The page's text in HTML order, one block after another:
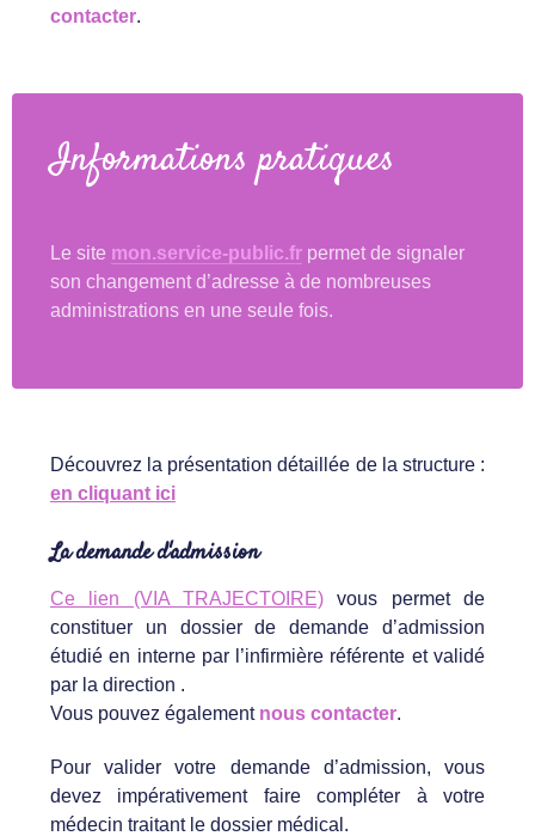
contacter.
Informations pratiques
Le site mon.service-public.fr permet de signaler
son changement d’adresse à de nombreuses
administrations en une seule fois.
Découvrez la présentation détaillée de la structure :
en cliquant ici
La demande d'admission
Ce lien (VIA TRAJECTOIRE) vous permet de
constituer un dossier de demande d’admission
étudié en interne par l’infirmière référente et validé
par la direction .
Vous pouvez également nous contacter.
Pour valider votre demande d’admission, vous
devez impérativement faire compléter à votre
médecin traitant le dossier médical.